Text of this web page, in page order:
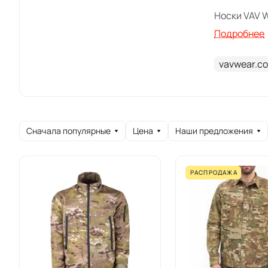
Носки VAV
Подробнее
Сначала популярные Цена Наши предложения
РАСПРОДАЖА